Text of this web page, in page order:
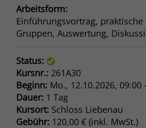
Arbeitsform:
Einführungsvortrag, praktische
Gruppen, Auswertung,
Status:
Kursnr.: 261A30
Beginn: Mo., 12.10.2026, 09:00
Dauer: 1 Tag
Kursort: Schloss Liebenau
Gebühr: 120,00 € (inkl. MwSt.)